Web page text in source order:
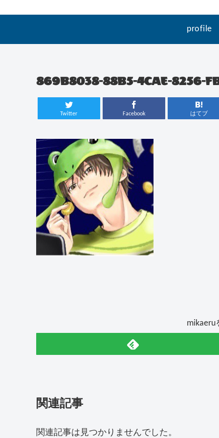
profile
869B8038-88B5-4CAE-8256-
Twitter Facebook はてブ
関連記事
関連記事は見つかりませんでした。